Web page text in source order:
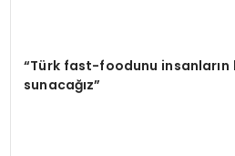
“Türk fast-foodunu insanların
sunacağız”